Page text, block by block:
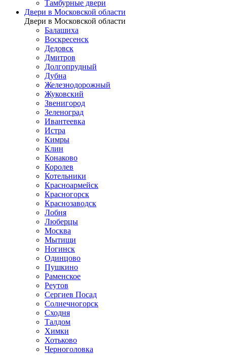
Тамбурные двери
Двери в Московской области
Двери в Московской области
Балашиха
Воскресенск
Дедовск
Дмитров
Долгопрудный
Дубна
Железнодорожный
Жуковский
Звенигород
Зеленоград
Ивантеевка
Истра
Кимры
Клин
Конаково
Королев
Котельники
Красноармейск
Красногорск
Краснозаводск
Лобня
Люберцы
Москва
Мытищи
Ногинск
Одинцово
Пушкино
Раменское
Реутов
Сергиев Посад
Солнечногорск
Сходня
Талдом
Химки
Хотьково
Черноголовка